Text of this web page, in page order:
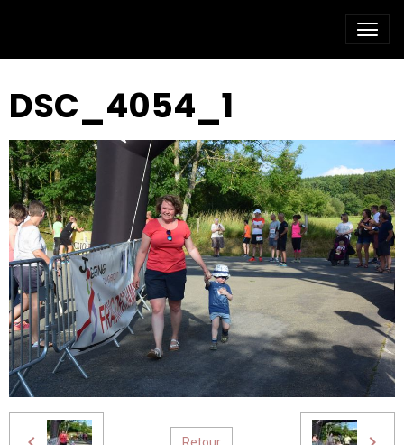
DSC_4054_1
Retour